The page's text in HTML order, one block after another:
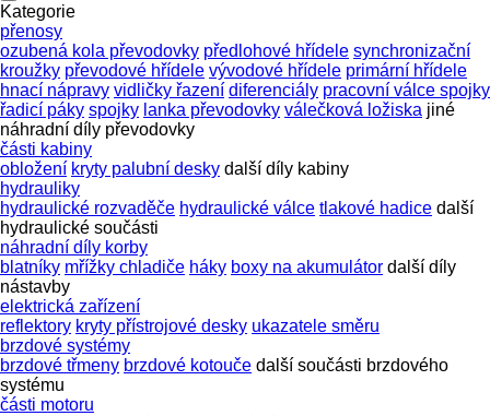
Kategorie
přenosy
ozubená kola převodovky předlohové hřídele synchronizační
kroužky převodové hřídele vývodové hřídele primární hřídele
hnací nápravy vidličky řazení diferenciály pracovní válce spojky
řadicí páky spojky lanka převodovky válečková ložiska jiné
náhradní díly převodovky
části kabiny
obložení kryty palubní desky další díly kabiny
hydrauliky
hydraulické rozvaděče hydraulické válce tlakové hadice další
hydraulické součásti
náhradní díly korby
blatníky mřížky chladiče háky boxy na akumulátor další díly
nástavby
elektrická zařízení
reflektory kryty přístrojové desky ukazatele směru
brzdové systémy
brzdové třmeny brzdové kotouče další součásti brzdového
systému
části motoru